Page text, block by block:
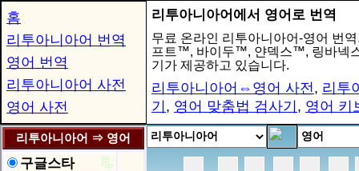
홈
리투아니아어 번역
영어 번역
리투아니아어 사전
영어 사전
리투아니아어에서 영어로 번역
무료 온라인 리투아니아어-영어 번
프트™, 바이두™, 얀덱스™, 링바넥
기가 제공하고 있습니다.
리투아니아어⇔영어 사전, 리투
기 , 영어 맞춤법 검사기 , 영어 키